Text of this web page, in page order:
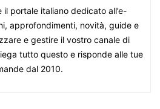
il portale italiano dedicato all’e-
approfondimenti, novità, guide e
e gestire il vostro canale di
tutto questo e risponde alle tue
dal 2010.